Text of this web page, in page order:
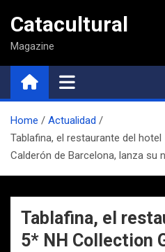
contenido
Catacultural
Magazine
Home
Actualidad
Tablafina, el restaurante del
Calderón de Barcelona, lanza
Tablafina, el
5* NH Collection